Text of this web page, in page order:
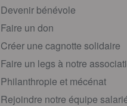
Devenir bénévole
Faire un don
Créer une cagnotte solidaire
Faire un legs à notre
Philanthropie et mécénat
Rejoindre notre équipe